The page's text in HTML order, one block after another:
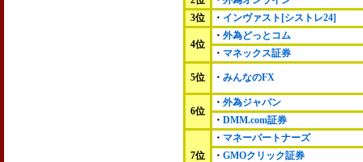
3位
・ インヴァスト[シストレ24]
4位
・ 外為どっとコム
・ マネックス証券
5位 ・ みんなのFX
6位
・ 外為ジャパン
・ DMM.com証券
7位
・ マネーパートナーズ
・ GMOクリック証券